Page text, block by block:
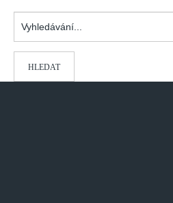
HLEDAT